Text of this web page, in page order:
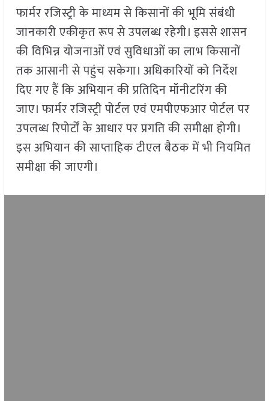
फार्मर रजिस्ट्री के माध्यम से किसानों की भूमि संबंधी
जानकारी एकीकृत रूप से उपलब्ध रहेगी। इससे शासन
की विभिन्न योजनाओं एवं सुविधाओं का लाभ किसानों
तक आसानी से पहुंच सकेगा। अधिकारियों को निर्देश
दिए गए हैं कि अभियान की प्रतिदिन मॉनीटरिंग की
जाए। फार्मर रजिस्ट्री पोर्टल एवं एमपीएफआर पोर्टल पर
उपलब्ध रिपोर्टों के आधार पर प्रगति की समीक्षा होगी।
इस अभियान की साप्ताहिक टीएल बैठक में भी नियमित
समीक्षा की जाएगी।